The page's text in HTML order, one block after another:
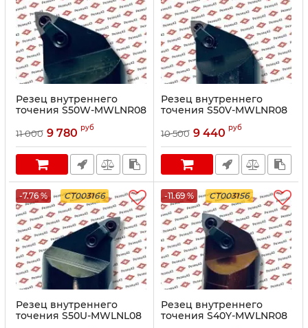
Резец внутреннего
точения S50W-MWLNR08
11 000 9 780 руб
Резец внутреннего
точения S50V-MWLNR08
10 500 9 440 руб
-7.76 % CT003166
Резец внутреннего
точения S50U-MWLNL08
-11.69 % CT003156
Резец внутреннего
точения S40Y-MWLNR08